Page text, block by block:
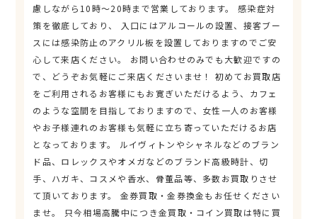
慮しながら10時～20時まで営業しております。 感染症対
策を徹底しており、 入口にはアルコールの設置、接客ブー
スには感染防止のアクリル板を設置しておりますのでご安
心して来店ください。 お問い合わせのみでも大歓迎ですの
で、どうぞお気軽にご来店くださいませ！ 初めてお買取店
をご利用されるお客様にもお寛ぎいただけるよう、カフェ
のような空間を目指しておりますので、女性一人のお客様
やお子様連れのお客様も気軽に立ち寄っていただけるお店
となっております。 ルイヴィトンやシャネルなどのブラン
ド品、ロレックスやオメガなどのブランド高級時計、切
手、ハガキ、コスメや香水、骨董品等、多数お買取りさせ
て頂いております。 金券買取・金券換金もお任せください
ませ。 只今相場高騰中につき金買取・コイン買取は特に買